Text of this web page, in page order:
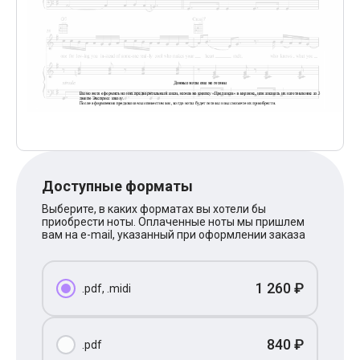
XOLIDAYBOY
Ваня Дмитриенко
Анна Герман
Полина Гагарина
Монеточка
Ласковый Май
BTS
Макс Корж
Алена Швец
Michael Jackson
Modern Talking
BEARWOLF
Юрий Шатунов
Мария Чайковская
Доступные форматы
Выберите, в каких форматах вы хотели бы
приобрести ноты. Оплаченные ноты мы пришлем
вам на e-mail, указанный при оформлении заказа
.pdf, .midi 1 260 ₽
.pdf 840 ₽